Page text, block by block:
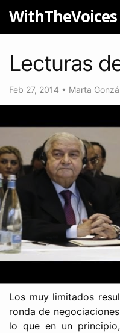
WithTheVoices
Lecturas
Feb 27, 2014 • Marta
Los muy limitados
ronda de
lo que en un